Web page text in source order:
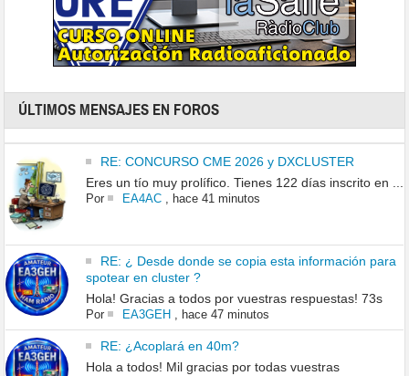
ÚLTIMOS MENSAJES EN FOROS
RE: CONCURSO CME 2026 y DXCLUSTER
Eres un tío muy prolífico. Tienes 122 días inscrito en ...
Por EA4AC, hace 41 minutos
RE: ¿ Desde donde se copia esta información para
spotear en cluster ?
Hola! Gracias a todos por vuestras respuestas! 73s
Por EA3GEH , hace 47 minutos
RE: ¿Acoplará en 40m?
Hola a todos! Mil gracias por todas vuestras